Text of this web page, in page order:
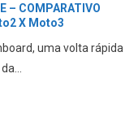
– COMPARATIVO
X Moto3
uma volta rápida